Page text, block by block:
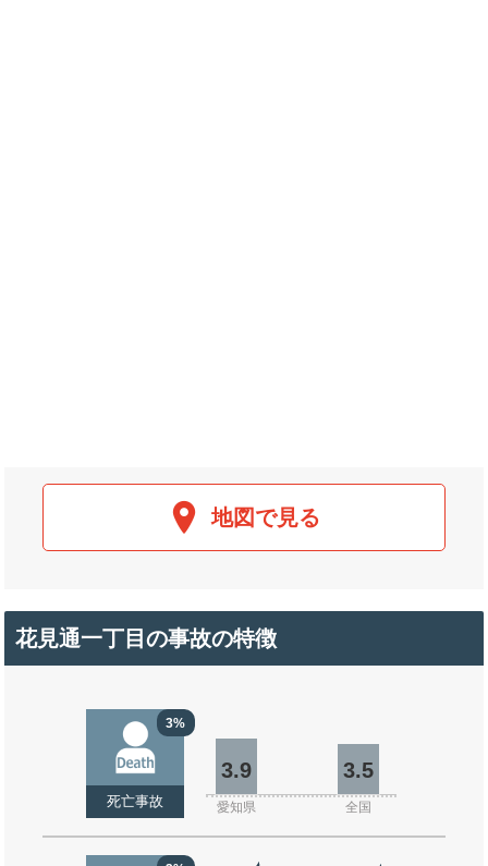
地図で見る
花見通一丁目の事故の特徴
3%
死亡事故
3.9 3.5
愛知県 全国